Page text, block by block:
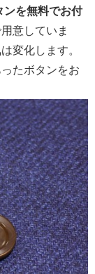
ンを無料でお付
意していま
変化します。
たボタンをお